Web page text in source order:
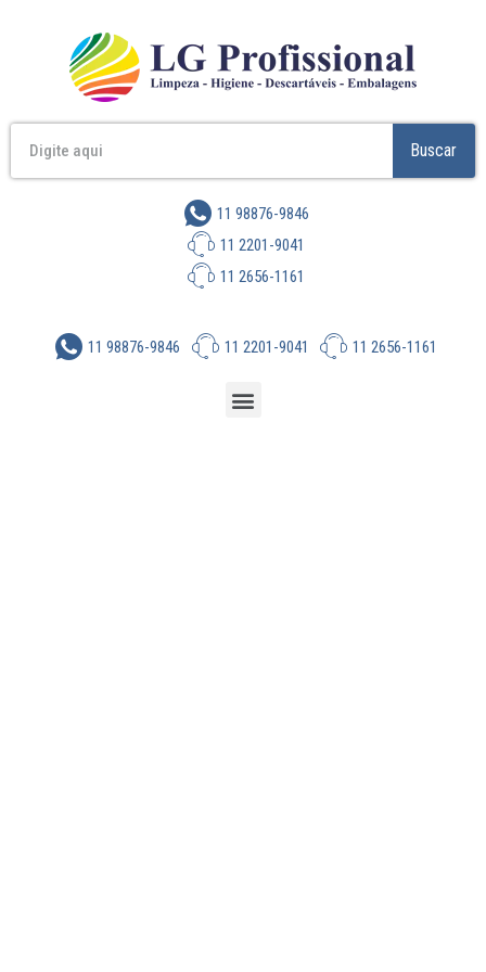
Buscar
11 98876-9846
11 2201-9041
11 2656-1161
11 98876-9846 11 2201-9041 11 2656-1161